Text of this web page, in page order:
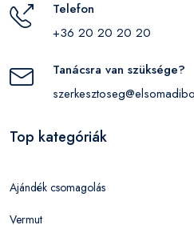
Telefon
+36 20 20 20 20
Tanácsra van szüksége?
Top kategóriák
Ajándék csomagolás
Vermut